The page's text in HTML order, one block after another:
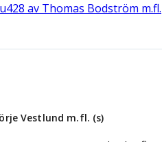
av Thomas Bodström m.fl.
Vestlund m.fl. (s)